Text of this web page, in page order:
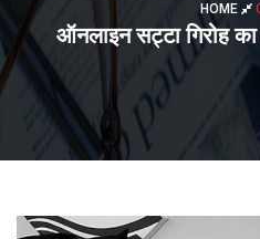
HOME
ऑनलाइन सट्टा गिरोह का